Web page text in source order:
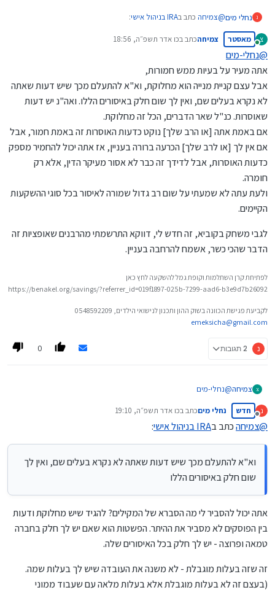
נ נחלי מים@צמיחה כתב בIRA בניהול אישי :
חומרה או הנהגה טובה, אבל הקב"ה רוצה ממך אחרת, שלא
תחמיר בזה, וגם בזה אתה צריך להתקפל ולעשות את רצון
אני לא איש של חומרות. אני לא מחפש חומרות. לא צריך להחמיר כדי
להרגיש יותר פרום מהשני. אני רוצה את האמת וזהו. לפעמים זה לחומרא
ולפעמים זה לקולא (אצלי שיעור כזית בליל הסדר הוא כזית המצוי ולא
השיעורים הענקיים שנהגו בהם רוב הציבור).
אם כל הבעיות שיש בהשקעות היו רק 'חומרות' אין ספק שאתה צודק
במאה אחוז שאסור להחמיר ולאבד ממונו. לצערי, אני לא רואה את זה
ככה. יש בעיות רציניות שאינן חומרות - אלא בפשטות שורת ההלכה.
לסכם את הבעיות שיש בהשקעות:
אג"ח קונצרניות ושל המדינה: ריבית קצוצה. היתר עיסקא לא שווה כלום.
מניות: השקעות באיסורים חמורים מאוד (לבד מבעיית ריבית המצוי):
מחברות במדד הנ"ל שעצם עיסוקם הוא פריצות וטומאה (כמו נטפליקס).
ההיתרים השונים מאוד לא ברורים.
צ
מחובר
מאסטר צמיחהכתב בכו אדר תשפ״ה, 18:56
נערך לאחרונה על ידי
@נחלי-מים
אתה מעיר על בעיות ממש חמורות,
אבל עצם קניית מנייה הוא מחלוקת, וא"א להתעלם מכך שיש דעות שאתה
לא נקרא בעלים שם, ואין לך שום חלק באיסורים הללו. ואה"נ יש דעות
שאוסרות. כנ"ל שאר הדברים, הכל זה מחלוקת.
אם באמת אתה [או הרב שלך] נוקט כדעות האוסרות זה באמת חמור, אבל
אם אין לך [או לרב שלך] הכרעה ברורה בעניין, אז אתה יכול להחמיר מספק
כדעות האוסרות, אבל לדידך זה כבר לא אסור מעיקר הדין, אלא רק
חומרה.
ולעת עתה לא שמעתי על שום רב גדול שמורה לאיסור בכל סוגי ההשקעות
הקיימים.
לגבי משחק בקוביא, זה חדש לי, דווקא התרשמתי מהרבנים שאופציות זה
הדבר שהכי כשר, אשמח להרחבה בעניין.
לפתיחת קרן השתלמות וקופת גמל להשקעה לחץ כאן
https://benakel.org/savings/?referrer_id=019f1897-025b-7299-aad6-b3e9d7b26092
לקביעת פגישת הכוונה בשוק ההון ותכנון לנישואי הילדים, 0548592209
emeksicha@gmail.com
נ 2 תגובות 0
צ צמיחה@נחלי-מים
אבל עצם קניית מנייה הוא מחלוקת, וא"א להתעלם מכך שיש דעות שאתה
לא נקרא בעלים שם, ואין לך שום חלק באיסורים הללו. ואה"נ יש דעות
אם באמת אתה [או הרב שלך] נוקט כדעות האוסרות זה באמת חמור, אבל
אם אין לך [או לרב שלך] הכרעה ברורה בעניין, אז אתה יכול להחמיר מספק
כדעות האוסרות, אבל לדידך זה כבר לא אסור מעיקר הדין, אלא רק חומרה.
ולעת עתה לא שמעתי על שום רב גדול שמורה לאיסור בכל סוגי ההשקעות
הקיימים.
לגבי משחק בקוביא, זה חדש לי, דווקא התרשמתי מהרבנים שאופציות זה
הדבר שהכי כשר, אשמח להרחבה בעניין.
נ
מנותק
חדש נחלי מיםכתב בכו אדר תשפ״ה, 19:10
נערך לאחרונה על ידי
@צמיחהכתב בIRA בניהול אישי :
וא"א להתעלם מכך שיש דעות שאתה לא נקרא בעלים שם, ואין לך
שום חלק באיסורים הללו
אתה יכול להסביר לי מה הסברא של המקילים? להגיד שיש מחלוקת ודעות
בין הפוסקים לא מסביר את ההיתר. הפשטות הוא שאם יש לך חלק בחברה
טמאה ופרוצה - יש לך חלק בכל האיסורים שלה.
זה שזה בעלות מוגבלת - לא משנה את העובדה שיש לך בעלות שמה.
(בעצם זה לא בעלות מוגבלת אלא בעלות מלאה עם שעבוד ממוני